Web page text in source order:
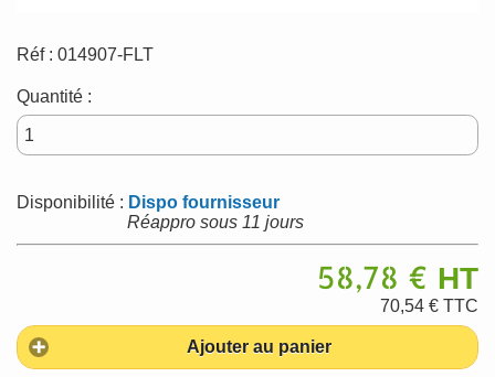
Réf : 014907-FLT
Quantité :
Disponibilité : Dispo fournisseur
Réappro sous 11 jours
58,78 € HT
70,54 € TTC
Ajouter au panier